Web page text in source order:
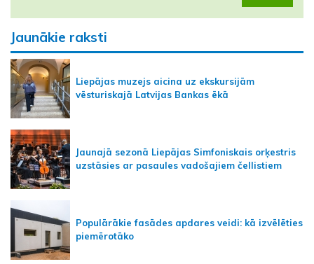
Jaunākie raksti
Liepājas muzejs aicina uz ekskursijām
vēsturiskajā Latvijas Bankas ēkā
Jaunajā sezonā Liepājas Simfoniskais orķestris
uzstāsies ar pasaules vadošajiem čellistiem
Populārākie fasādes apdares veidi: kā izvēlēties
piemērotāko